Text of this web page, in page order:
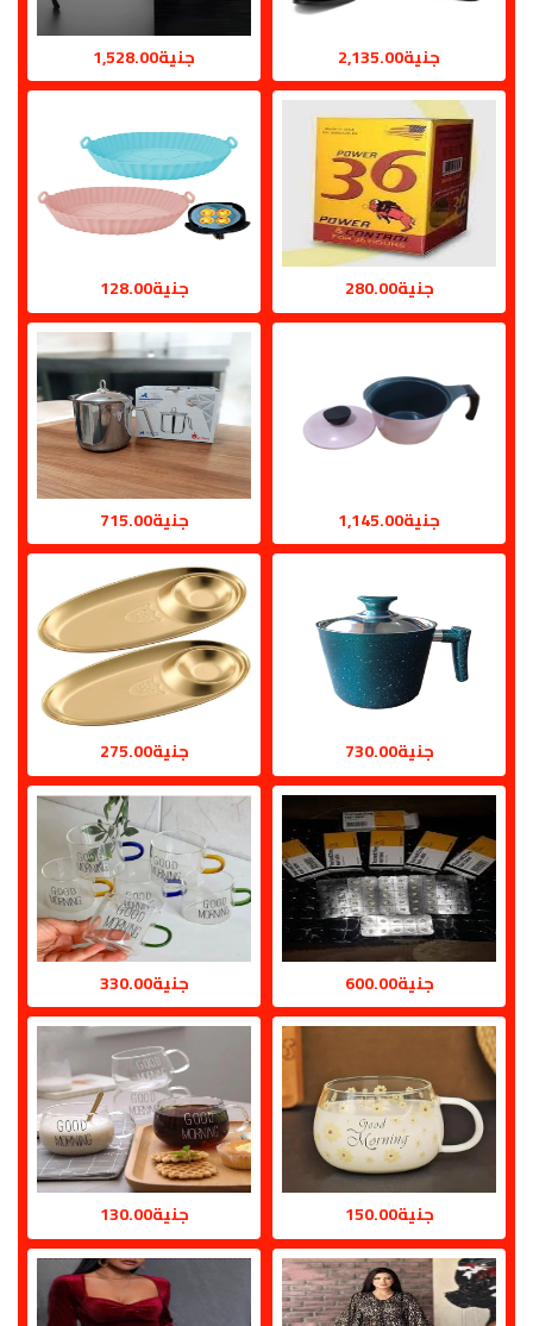
جنية2,135.00 جنية1,528.00
جنية280.00 جنية128.00
جنية1,145.00 جنية715.00
جنية730.00 جنية275.00
جنية600.00 جنية330.00
جنية150.00 جنية130.00